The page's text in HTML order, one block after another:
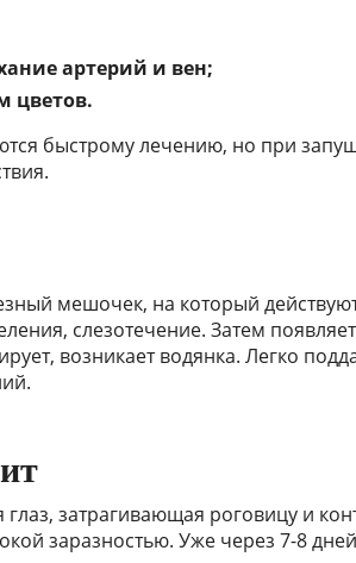
артерий и вен;
цветов.
быстрому лечению, но при
мешочек, на который
слезотечение. Затем
возникает водянка. Легко
затрагивающая роговицу и
заразностью. Уже через 7-8